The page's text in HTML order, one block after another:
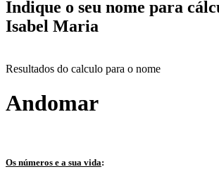
Indique o seu nome para
Isabel Maria
Resultados do calculo para o nome
Andomar
Os números e a sua vida: